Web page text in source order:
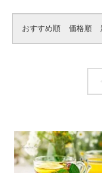
おすすめ順 価格順